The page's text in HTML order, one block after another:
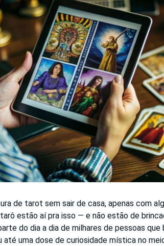
de tarot sem sair de casa, apenas com
estão aí pra isso — e não estão de
do dia a dia de milhares de pessoas
uma dose de curiosidade mística no